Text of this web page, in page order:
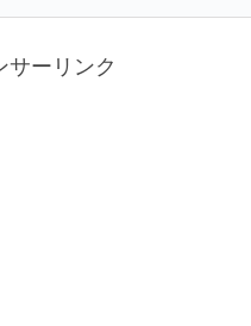
サーリンク